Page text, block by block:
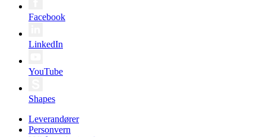
Facebook
LinkedIn
YouTube
Shapes
Leverandører
Personvern